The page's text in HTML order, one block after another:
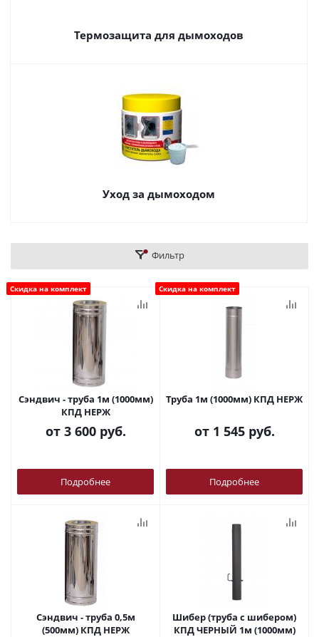
Термозащита для дымоходов
Уход за дымоходом
Фильтр
Скидка на комплект
Сэндвич - труба 1м (1000мм)
КПД НЕРЖ
от 3 600 руб.
Подробнее
Скидка на комплект
Труба 1м (1000мм) КПД НЕРЖ
от 1 545 руб.
Подробнее
Сэндвич - труба 0,5м
(500мм) КПД НЕРЖ
Шибер (труба с шибером)
КПД ЧЕРНЫЙ 1м (1000мм)